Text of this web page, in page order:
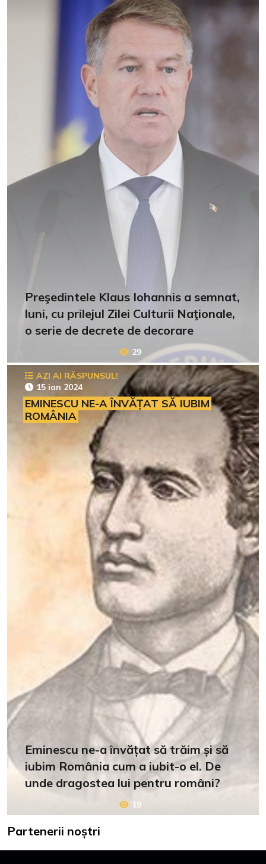
Preşedintele Klaus Iohannis a semnat,
luni, cu prilejul Zilei Culturii Naţionale,
o serie de decrete de decorare
29
AZI AI RĂSPUNSUL!
15 ian 2024
EMINESCU NE-A ÎNVĂȚAT SĂ IUBIM
ROMÂNIA
Eminescu ne-a învățat să trăim și să
iubim România cum a iubit-o el. De
unde dragostea lui pentru români?
19
Partenerii noștri